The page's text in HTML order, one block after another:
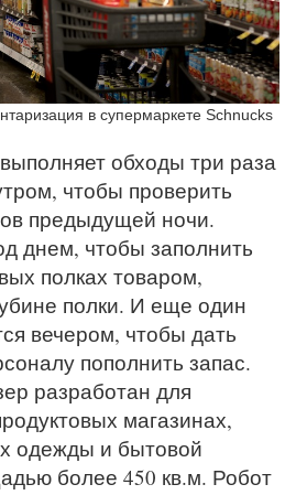
в супермаркете Schnucks
обходы три раза
чтобы проверить
предыдущей ночи.
днем, чтобы заполнить
полках товаром,
полки. И еще один
вечером, чтобы дать
пополнить запас.
разработан для
магазинах,
одежды и бытовой
более 450 кв.м. Робот